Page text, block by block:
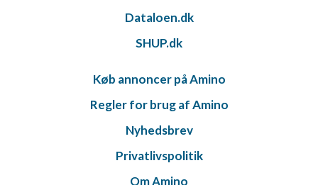
Dataloen.dk
SHUP.dk
Køb annoncer på Amino
Regler for brug af Amino
Nyhedsbrev
Privatlivspolitik
Om Amino
placeringsoplysninger
Identificere enheder baseret på aktivt